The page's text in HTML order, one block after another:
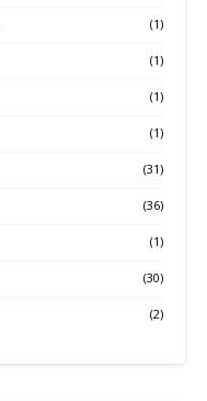
(1)
(1)
(1)
(1)
(31)
(36)
(1)
(30)
(2)